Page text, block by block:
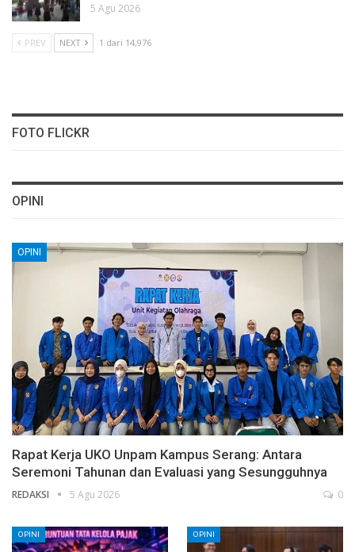
5 Agu 2026
PREV NEXT 1 dari 14,976
FOTO FLICKR
OPINI
OPINI
Rapat Kerja UKO Unpam Kampus Serang: Antara
Seremoni Tahunan dan Evaluasi yang Sesungguhnya
REDAKSI 5 Agu 2026 0
OPINI OPINI